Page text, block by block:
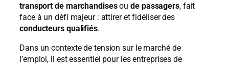
transport de marchandisesoude passagers, fait
face à un défi majeur : attirer et fidéliser des
conducteurs qualifiés.
Dans un contexte de tension sur le marché de
l’emploi, il est essentiel pour les entreprises de